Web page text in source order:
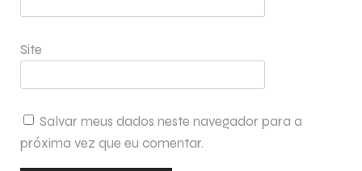
Site
Salvar meus dados neste navegador para a
próxima vez que eu comentar.